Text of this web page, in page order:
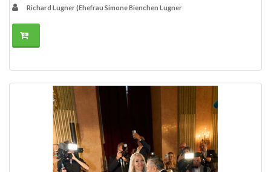
Richard Lugner (Ehefrau Simone Bienchen Lugner